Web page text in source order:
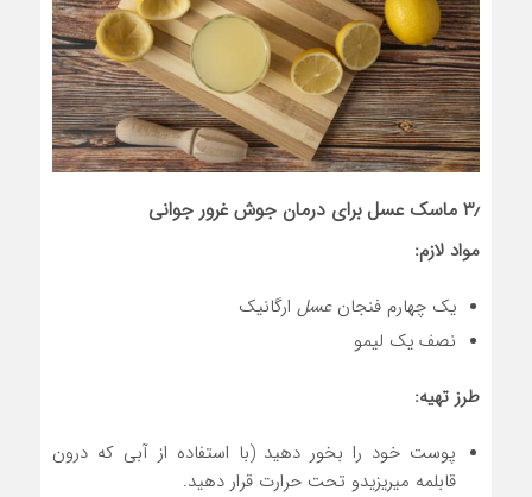
۳٫ ماسک عسلبرای درمان جوش غرور جوانی
مواد لازم:
یک چهارم فنجانعسل ارگانیک
نصف یک لیمو
طرز تهیه:
پوست خود را بخور دهید (با استفاده از آبی که درون
قابلمه میریزیدو تحت حرارت قرار دهید.